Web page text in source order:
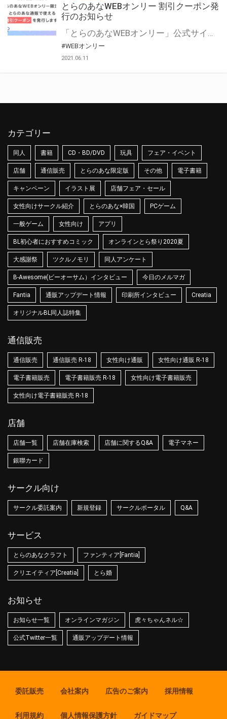
とらのあなWEBオンリー 割引クーポン発
行のお知らせ
「とらのあなWEBオンリー」公式サイトでとらのあな通販の「割引クーポン」を配布中！ イベントごとに開催当日限定で使える割引クーポンのシリアルコードを発行します。 とらのあなWEBオンリーのページをチェックして、イベント当日にお得にお買い物を楽しみましょう♪ ※本キャンペーンは予告なく終了する場合がございます。 とらのあなWEBオンリーサイトはこちら
#WEBオンリー
2021.06.11
カテゴリー
同人 書籍 CD・BD/DVD 玩具 フェア・イベント
店舗 通信販売 とらのあな限定版 その他 電子書籍
キャンペーン イラスト展 店舗フェア・セール
女性向けサークル紹介 とらのあな×韓国 PCゲーム
一般ゲーム 女性向け アプリ
BL初心者におすすめコミック オンラインとら祭り2020夏
大感謝祭 ツクルノモリ 同人アンケート
B-Awesome(ビーオーサム）インタビュー 今日のメルマガ
Fantia 通販アップデート情報 印刷所インタビュー Creatia
オリジナルBL同人誌特集
通信販売
通信販売 通信販売 R-18 女性向け通販 女性向け通販 R-18
電子書籍販売 電子書籍販売 R-18 女性向け電子書籍販売
女性向け電子書籍販売 R-18
店舗
店舗一覧 店舗在庫検索 店舗に関するQ&A 電子マネー
銀聯カード
サークル向け
サークル委託案内 新規登録 サークルポータル Q&A
サービス
とらのあなクラフト ファンティア[Fantia]
クリエイティア[Creatia] とら婚
お知らせ
お知らせ一覧 オンラインマガジン 虎々ちゃんネル☆
公式Twitter一覧 通販アップデート情報
委託販売 会社案内 広告のご案内 採用情報
利用規約 個人情報保護方針 ガイドマップ